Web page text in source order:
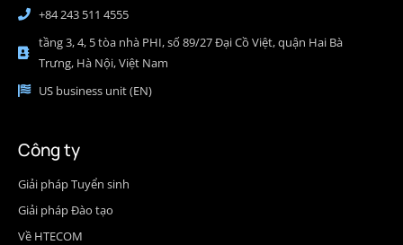
+84 243 511 4555
tầng 3, 4, 5 tòa nhà PHI, số 89/27 Đại Cồ Việt, quận Hai Bà
Trưng, Hà Nội, Việt Nam
US business unit (EN)
Công ty
Giải pháp Tuyển sinh
Giải pháp Đào tạo
Về HTECOM